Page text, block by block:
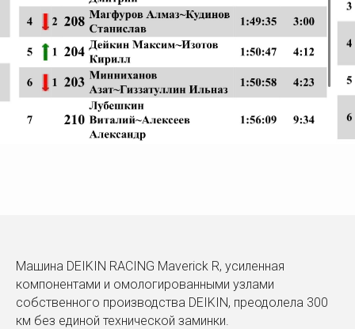
Машина DEIKIN RACING Maverick R, усиленная
компонентами и омологированными узлами
собственного производства DEIKIN, преодолела 300
км без единой технической заминки.